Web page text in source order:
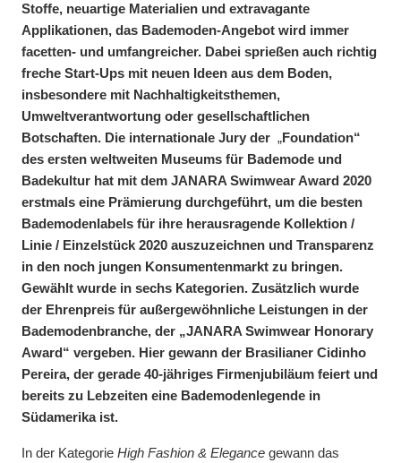
Stoffe, neuartige Materialien und extravagante
Applikationen, das Bademoden-Angebot wird immer
facetten- und umfangreicher. Dabei sprießen auch richtig
freche Start-Ups mit neuen Ideen aus dem Boden,
insbesondere mit Nachhaltigkeitsthemen,
Umweltverantwortung oder gesellschaftlichen
Botschaften. Die internationale Jury der „Foundation“
des ersten weltweiten Museums für Bademode und
Badekultur hat mit dem JANARA Swimwear Award 2020
erstmals eine Prämierung durchgeführt, um die besten
Bademodenlabels für ihre herausragende Kollektion /
Linie / Einzelstück 2020 auszuzeichnen und Transparenz
in den noch jungen Konsumentenmarkt zu bringen.
Gewählt wurde in sechs Kategorien. Zusätzlich wurde
der Ehrenpreis für außergewöhnliche Leistungen in der
Bademodenbranche, der „JANARA Swimwear Honorary
Award“ vergeben. Hier gewann der Brasilianer Cidinho
Pereira, der gerade 40-jähriges Firmenjubiläum feiert und
bereits zu Lebzeiten eine Bademodenlegende in
Südamerika ist.
In der Kategorie High Fashion & Elegance gewann das